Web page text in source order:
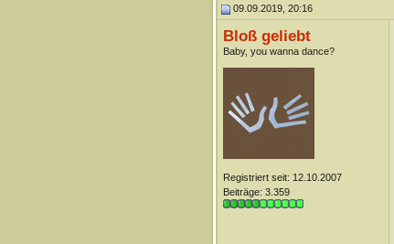
09.09.2019, 20:16
Bloß geliebt
Baby, you wanna dance?
Registriert seit: 12.10.2007
Beiträge: 3.359